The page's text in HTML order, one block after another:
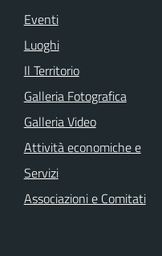
Eventi
Luoghi
Il Territorio
Galleria Fotografica
Galleria Video
Attività economiche e
Servizi
Associazioni e Comitati